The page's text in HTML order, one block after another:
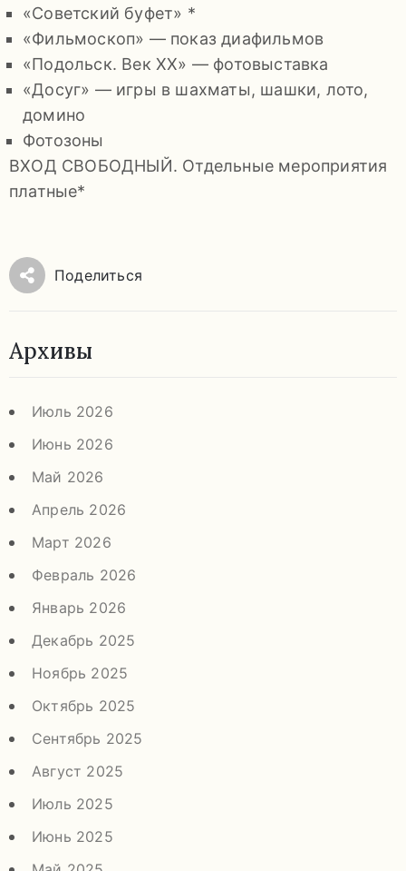
«Советский буфет» *
«Фильмоскоп» — показ диафильмов
«Подольск. Век ХХ» — фотовыставка
«Досуг» — игры в шахматы, шашки, лото,
домино
Фотозоны
ВХОД СВОБОДНЫЙ. Отдельные мероприятия
платные*
Поделиться
Архивы
Июль 2026
Июнь 2026
Май 2026
Апрель 2026
Март 2026
Февраль 2026
Январь 2026
Декабрь 2025
Ноябрь 2025
Октябрь 2025
Сентябрь 2025
Август 2025
Июль 2025
Июнь 2025